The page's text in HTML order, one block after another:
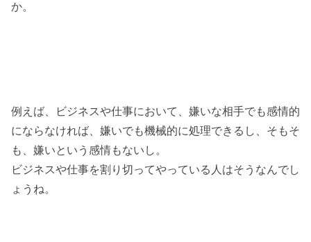
か。
例えば、ビジネスや仕事において、嫌いな相手でも感情的
にならなければ、嫌いでも機械的に処理できるし、そもそ
も、嫌いという感情もないし。
ビジネスや仕事を割り切ってやっている人はそうなんでし
ょうね。